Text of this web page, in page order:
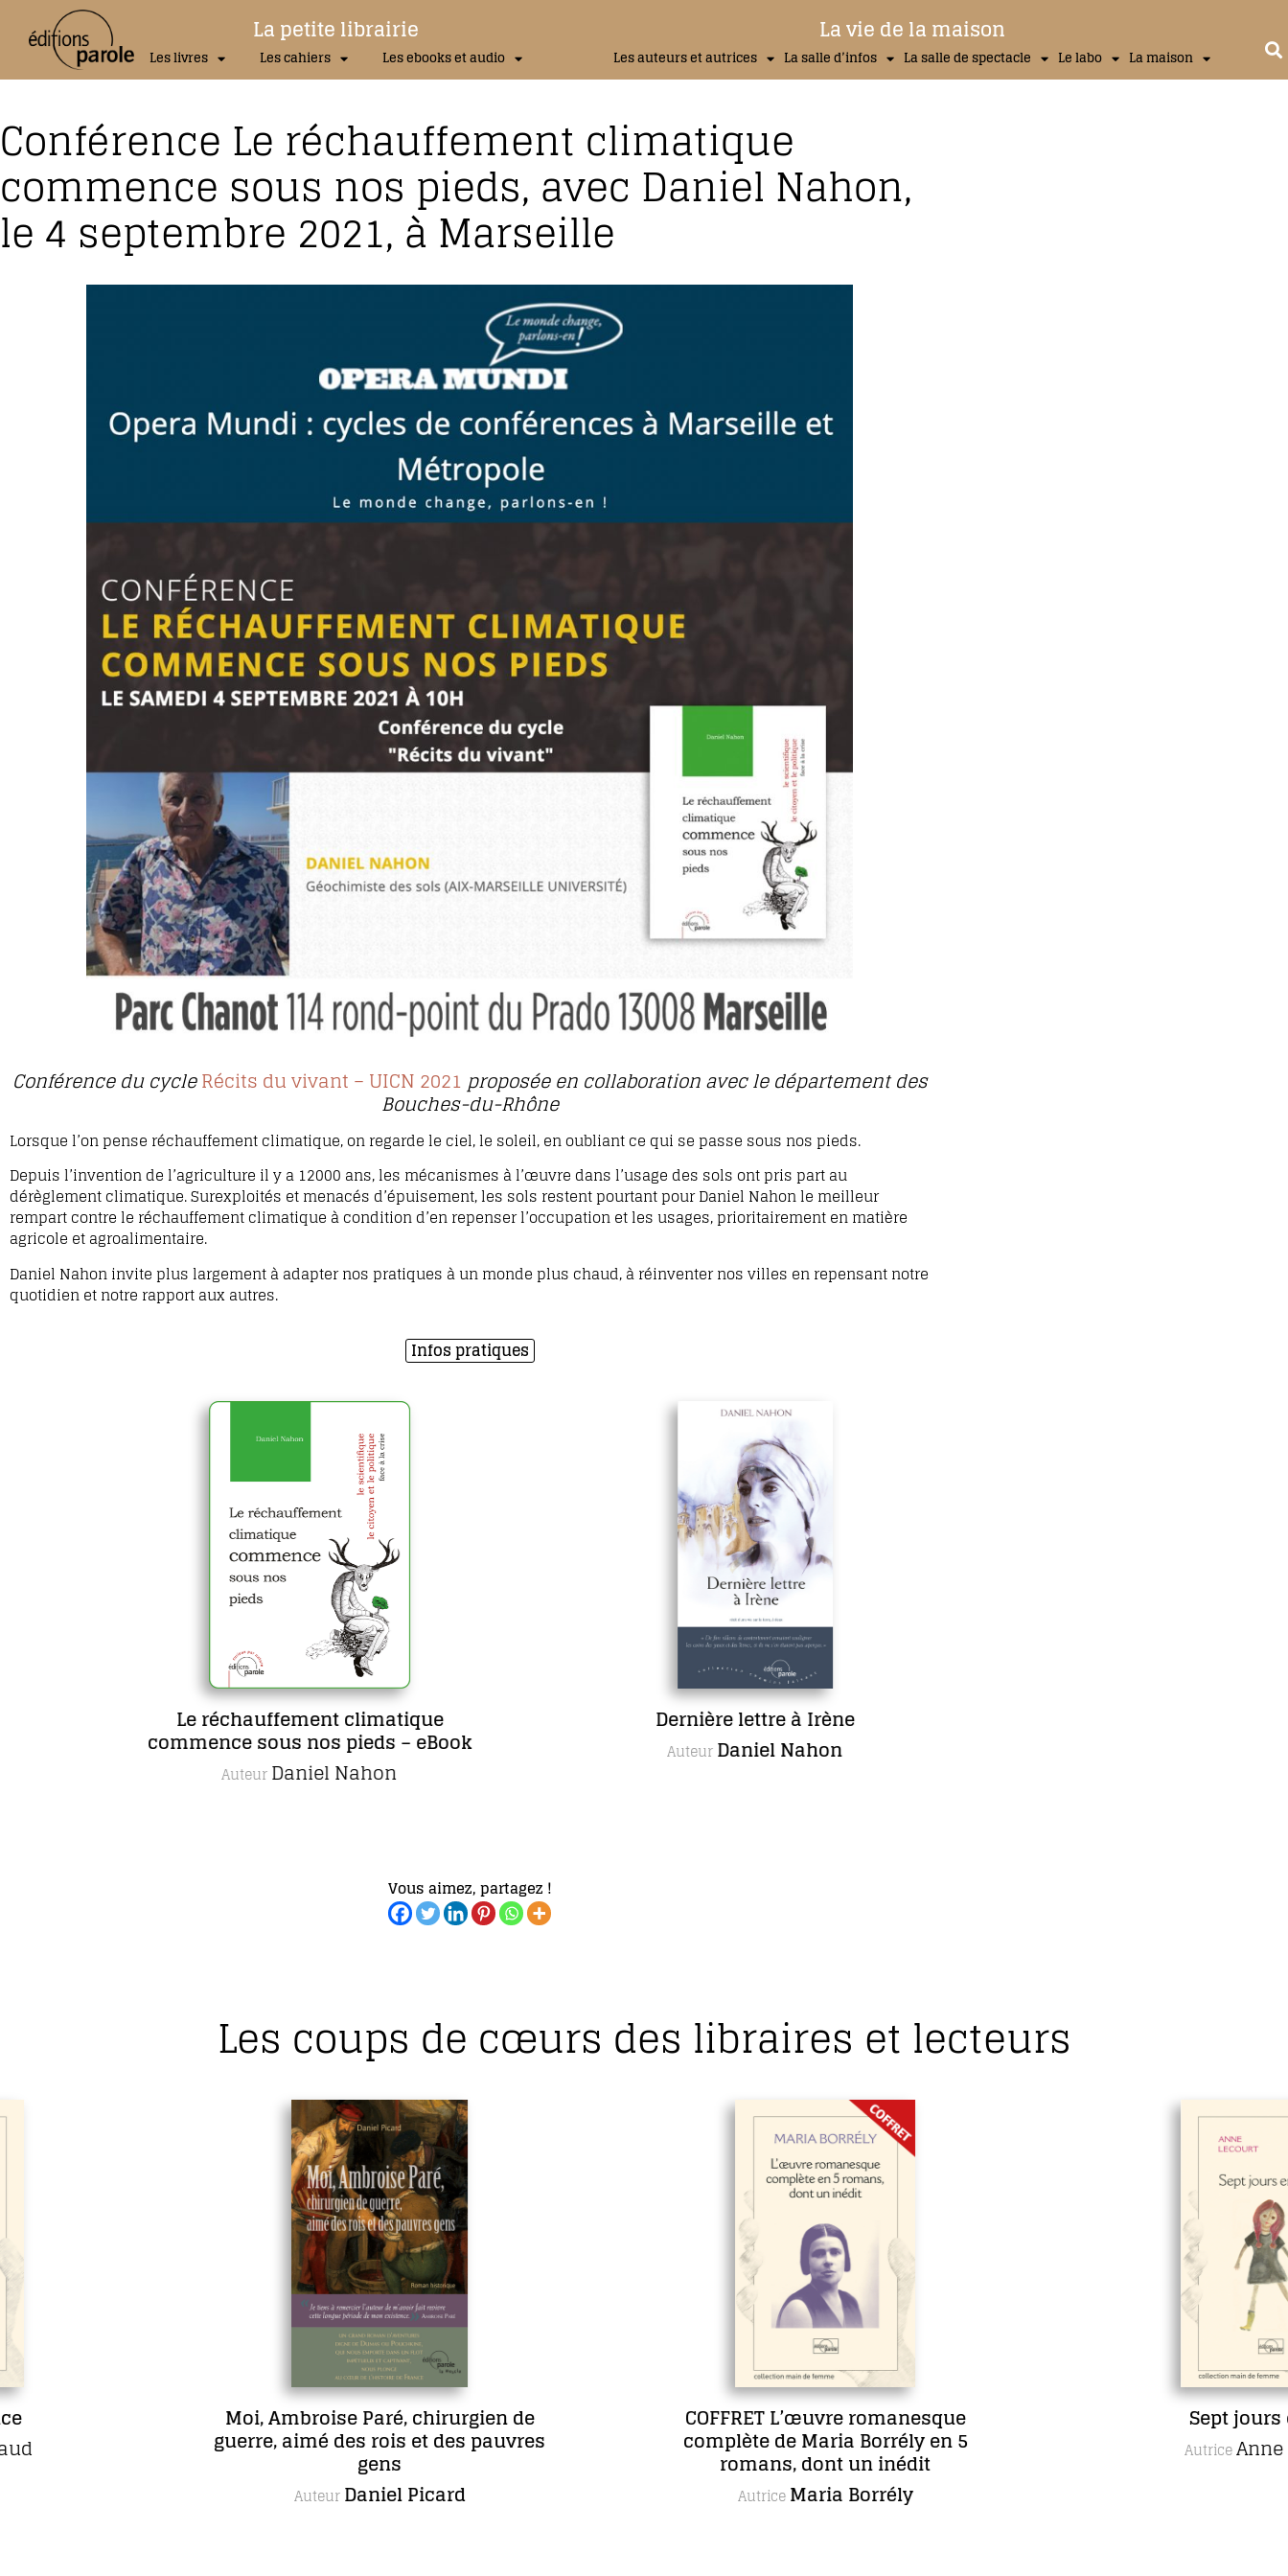
La petite librairie
Les livres Les cahiers Les ebooks et audio
La vie de la maison
Les auteurs et autrices La salle d’infos La salle de spectacle Le labo La maison
Conférence Le réchauffement climatique
commence sous nos pieds, avec Daniel Nahon,
le 4 septembre 2021, à Marseille
Conférence du cycleRécits du vivant – UICN 2021 proposée en collaboration avec le département des
Bouches-du-Rhône
Lorsque l’on pense réchauffement climatique, on regarde le ciel, le soleil, en oubliant ce qui se passe sous nos pieds.
Depuis l’invention de l’agriculture il y a 12000 ans, les mécanismes à l’œuvre dans l’usage des sols ont pris part au
dérèglement climatique. Surexploités et menacés d’épuise­ment, les sols restent pourtant pour Daniel Nahon le meilleur
rempart contre le réchauffement climatique à condition d’en repenser l’occupation et les usages, prioritairement en matière
agricole et agroalimentaire.
Daniel Nahon invite plus largement à adapter nos pratiques à un monde plus chaud, à réin­venter nos villes en repensant notre
quotidien et notre rapport aux autres.
Infos pratiques
Le réchauffement climatique
commence sous nos pieds – eBook
Daniel Nahon
Dernière lettre à Irène
Daniel Nahon
Vous aimez, partagez !
Les coups de cœurs des libraires et lecteurs
Moi, Ambroise Paré, chirurgien de
guerre, aimé des rois et des pauvres
Daniel Picard
COFFRET L’œuvre romanesque
complète de Maria Borrély en 5
romans, dont un inédit
Maria Borrély
Sept jours en face
Anne Lecourt